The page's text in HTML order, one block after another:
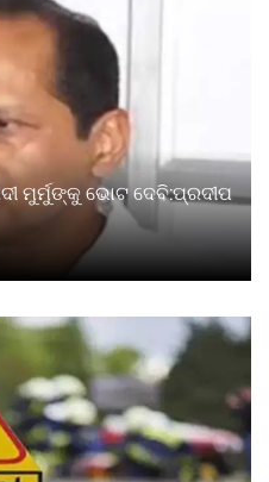
ମୁର୍ମୁଙ୍କୁ ଭୋଟ ଦେବି:ପ୍ରଦୀପ